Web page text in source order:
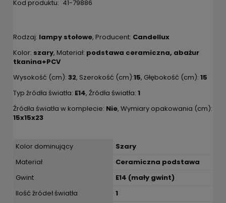
Kod produktu: 41-79886
Rodzaj: lampy stołowe, Producent: Candellux
Kolor: szary, Materiał: podstawa ceramiczna, abażur
tkanina+PCV
Wysokość (cm): 32, Szerokość (cm):15, Głębokość (cm): 15
Typ źródła światła: E14, Źródła światła: 1
Źródła światła w komplecie: Nie, Wymiary opakowania (cm):
15x15x23
Kolor dominujący
Szary
Materiał
Ceramiczna podstawa
Gwint
E14 (mały gwint)
Ilość źródeł światła
1